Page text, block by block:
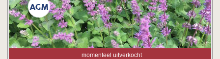
momenteel uitverkocht